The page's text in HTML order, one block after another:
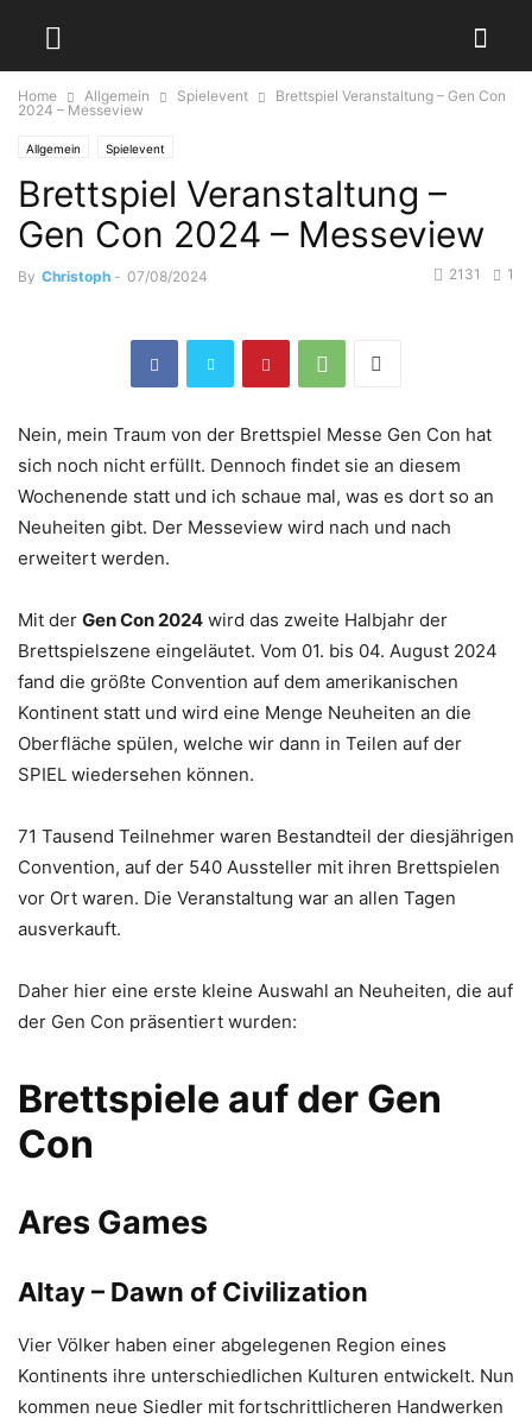
Home Allgemein Spielevent
Brettspiel Veranstaltung – Gen Con
2024 – Messeview
Allgemein Spielevent
Brettspiel Veranstaltung –
Gen Con 2024 – Messeview
By Christoph - 07/08/2024 1
2131
Nein, mein Traum von der Brettspiel Messe Gen Con hat
sich noch nicht erfüllt. Dennoch findet sie an diesem
Wochenende statt und ich schaue mal, was es dort so an
Neuheiten gibt. Der Messeview wird nach und nach
erweitert werden.
Mit der Gen Con 2024 wird das zweite Halbjahr der
Brettspielszene eingeläutet. Vom 01. bis 04. August 2024
fand die größte Convention auf dem amerikanischen
Kontinent statt und wird eine Menge Neuheiten an die
Oberfläche spülen, welche wir dann in Teilen auf der
SPIEL wiedersehen können.
71 Tausend Teilnehmer waren Bestandteil der diesjährigen
Convention, auf der 540 Aussteller mit ihren Brettspielen
vor Ort waren. Die Veranstaltung war an allen Tagen
ausverkauft.
Daher hier eine erste kleine Auswahl an Neuheiten, die auf
der Gen Con präsentiert wurden:
Brettspiele auf der Gen
Con
Ares Games
Altay– Dawn of Civilization
Vier Völker haben einer abgelegenen Region eines
Kontinents ihre unterschiedlichen Kulturen entwickelt. Nun
kommen neue Siedler mit fortschrittlicheren Handwerken